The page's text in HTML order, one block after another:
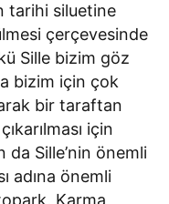
tarihi siluetine
çerçevesinde
Sille bizim göz
bizim için çok
bir taraftan
için
Sille’nin önemli
adına önemli
Karma